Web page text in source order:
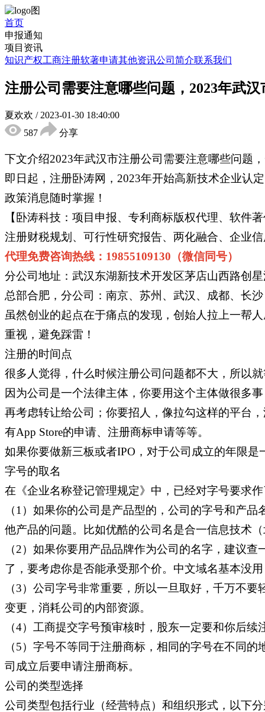
首页
申报通知
项目资讯
知识产权工商注册软著申请其他资讯公司简介联系我们
注册公司需要注意哪些问题，2023年武
夏欢欢 / 2023-01-30 18:40:00
587
分享
下文介绍2023年武汉市注册公司需要注意哪些问题
即日起，注册卧涛网，2023年开始高新技术企业认
政策消息随时掌握！
【卧涛科技：项目申报、专利商标版权代理、软件
注册财税规划、可行性研究报告、两化融合、企业
代理免费咨询热线：19855109130（微信同号）
分公司地址：武汉东湖新技术开发区茅店山西路创
总部合肥，分公司：南京、苏州、武汉、成都、长沙
虽然创业的起点在于痛点的发现，创始人拉上一帮
重视，避免踩雷！
注册的时间点
很多人觉得，什么时候注册公司问题都不大，所以
因为公司是一个法律主体，你要用这个主体做很多
再考虑转让给公司；你要招人，像拉勾这样的平台
有App Store的申请、注册商标申请等等。
如果你要做新三板或者IPO，对于公司成立的年限
字号的取名
在《企业名称登记管理规定》中，已经对字号要求
（1）如果你的公司是产品型的，公司的字号和产
他产品的问题。比如优酷的公司名是合一信息技术
（2）如果你要用产品品牌作为公司的名字，建议
了，要考虑你是否能承受那个价。中文域名基本没
（3）公司字号非常重要，所以一旦取好，千万不
变更，消耗公司的内部资源。
（4）工商提交字号预审核时，股东一定要和你后续
（5）字号不等同于注册商标，相同的字号在不同
司成立后要申请注册商标。
公司的类型选择
公司类型包括行业（经营特点）和组织形式，以下